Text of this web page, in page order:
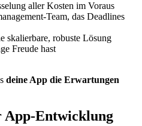
aller Kosten im Voraus
Team, das Deadlines
skalierbare, robuste Lösung
Freude hast
deine App die Erwartungen
App-Entwicklung